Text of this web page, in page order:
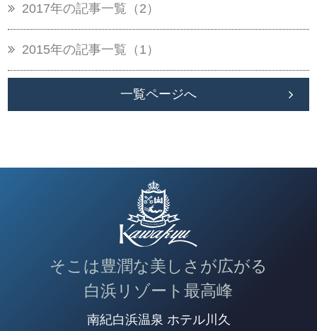
2017年の記事一覧（2）
2015年の記事一覧（1）
一覧ページへ
そこは豊潤な美しさが広がる
白浜リゾート最高峰
南紀白浜温泉 ホテル川久